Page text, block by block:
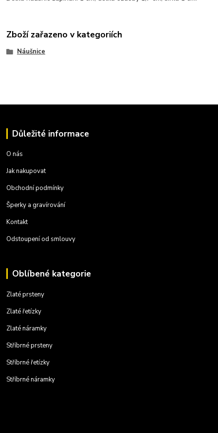
Zboží zařazeno v kategoriích
Náušnice
Důležité informace
O nás
Jak nakupovat
Obchodní podmínky
Šperky a gravírování
Kontakt
Odstoupení od smlouvy
Oblíbené kategorie
Zlaté prsteny
Zlaté řetízky
Zlaté náramky
Stříbrné prsteny
Stříbrné řetízky
Stříbrné náramky